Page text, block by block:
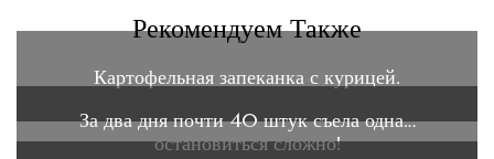
Рекомендуем Также
Картофельная запеканка с курицей.
За два дня почти 40 штук съела одна…
остановиться сложно!